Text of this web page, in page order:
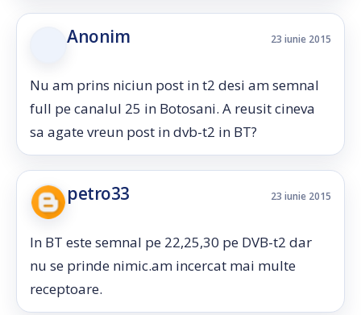
Anonim 23 iunie 2015
Nu am prins niciun post in t2 desi am semnal
full pe canalul 25 in Botosani. A reusit cineva
sa agate vreun post in dvb-t2 in BT?
petro33 23 iunie 2015
In BT este semnal pe 22,25,30 pe DVB-t2 dar
nu se prinde nimic.am incercat mai multe
receptoare.